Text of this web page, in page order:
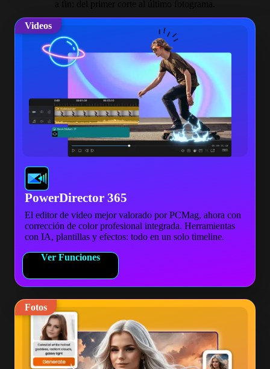
a fin: del primer corte al último fotograma.
PowerDirector 365
El editor de video mejor valorado por PCMag, ahora con
corrección de color profesional integrada. Herramientas
con IA, plantillas y efectos: todo en un solo timeline.
Videos
Ver Funciones
Fotos